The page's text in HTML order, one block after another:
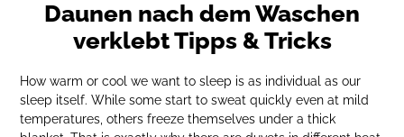
Daunen nach dem Waschen
verklebt Tipps & Tricks
How warm or cool we want to sleep is as individual as our
sleep itself. While some start to sweat quickly even at mild
temperatures, others freeze themselves under a thick